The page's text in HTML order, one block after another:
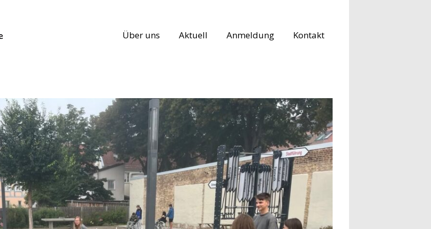
Über uns Aktuell Anmeldung Kontakt